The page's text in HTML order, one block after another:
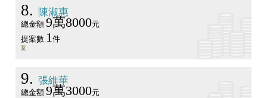
8 陳淑惠
總金額 9萬8000元
提案數 1 件
9 張維華
總金額 9萬3000元